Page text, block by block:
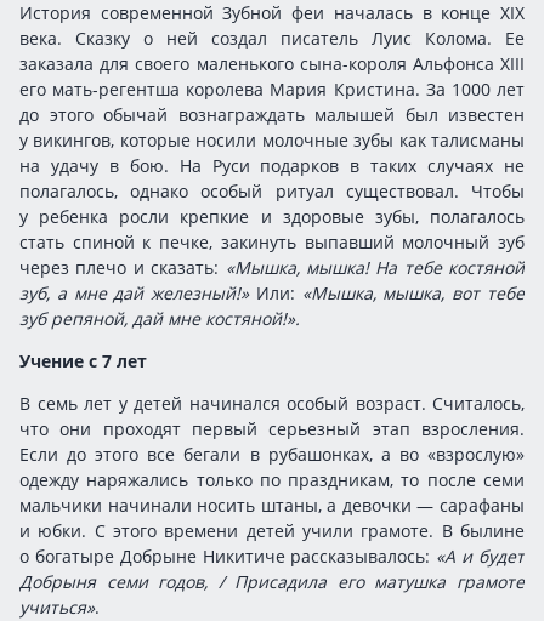
История современной Зубной феи началась в конце XIX
века. Сказку о ней создал писатель Луис Колома. Ее
заказала для своего маленького сына-короля Альфонса XIII
его мать-регентша королева Мария Кристина. За 1000 лет
до этого обычай вознаграждать малышей был известен
у викингов, которые носили молочные зубы как талисманы
на удачу в бою. На Руси подарков в таких случаях не
полагалось, однако особый ритуал существовал. Чтобы
у ребенка росли крепкие и здоровые зубы, полагалось
стать спиной к печке, закинуть выпавший молочный зуб
через плечо и сказать: «Мышка, мышка! На тебе костяной
зуб, а мне дай железный!»Или: «Мышка, мышка, вот тебе
зуб репяной, дай мне костяной!».
Учение с 7 лет
В семь лет у детей начинался особый возраст. Считалось,
что они проходят первый серьезный этап взросления.
Если до этого все бегали в рубашонках, а во «взрослую»
одежду наряжались только по праздникам, то после семи
мальчики начинали носить штаны, а девочки — сарафаны
и юбки. С этого времени детей учили грамоте. В былине
о богатыре Добрыне Никитиче рассказывалось: «А и будет
Добрыня семи годов, / Присадила его матушка грамоте
учиться».